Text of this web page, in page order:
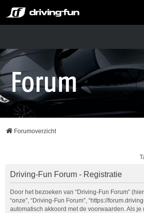
Forumoverzicht
Driving-Fun Forum - Registratie
Door het bezoeken van “Driving-Fun Forum”
“onze”, “Driving-Fun Forum”, “https://
automatisch akkoord met de voorwaarden. Als je